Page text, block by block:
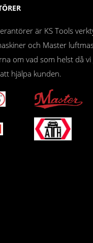
är KS Tools
och Master
om vad som helst då
hjälpa kunden.